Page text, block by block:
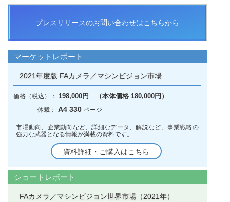
プレスリリースのお問い合わせはこちらから
マーケットレポート
2021年度版 FAカメラ／マシンビジョン市場
198,000円 （本体価格 180,000円）
A4 330
市場動向、企業動向など、詳細なデータ、解説など、事業戦略の
強力な武器となる情報が満載の資料です。
資料詳細・ご購入はこちら
ショートレポート
FAカメラ／マシンビジョン世界市場（2021年）